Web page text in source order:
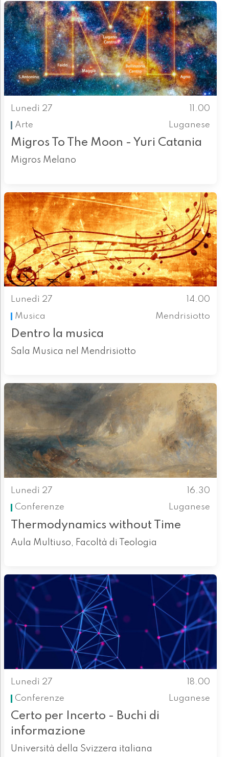
Lunedì 27
11.00
Arte
Luganese
Migros To The Moon - Yuri Catania
Migros Melano
Lunedì 27
14.00
Musica
Mendrisiotto
Dentro la musica
Sala Musica nel Mendrisiotto
Lunedì 27
16.30
Conferenze
Luganese
Thermodynamics without Time
Aula Multiuso, Facoltà di Teologia
Lunedì 27
18.00
Conferenze
Luganese
Certo per Incerto - Buchi di
informazione
Università della Svizzera italiana